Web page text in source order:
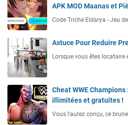
APK MOD Maanas et
Code Triche Eldarya - Jeu
Astuce Pour Reduire
Lorsque vous êtes
Cheat WWE
illimitées et gratuites !
Vous l’aurez conçu, ce